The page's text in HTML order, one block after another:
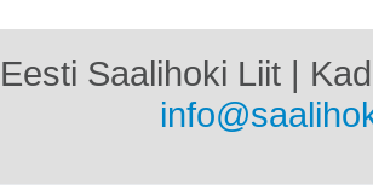
Saalihoki Liit |